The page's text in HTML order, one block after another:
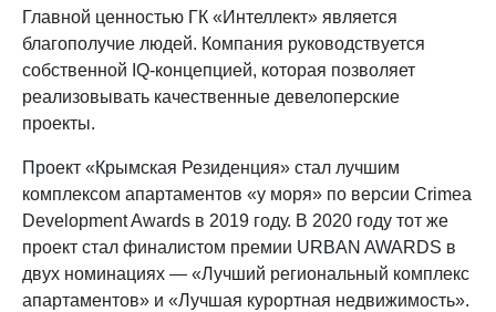
Главной ценностью ГК «Интеллект» является
благополучие людей. Компания руководствуется
собственной IQ-концепцией, которая позволяет
реализовывать качественные девелоперские
проекты.
Проект «Крымская Резиденция» стал лучшим
комплексом апартаментов «у моря» по версии Crimea
Development Awards в 2019 году. В 2020 году тот же
проект стал финалистом премии URBAN AWARDS в
двух номинациях — «Лучший региональный комплекс
апартаментов» и «Лучшая курортная недвижимость».